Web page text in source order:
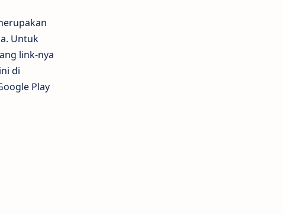
Untuk
link-nya
di
Play